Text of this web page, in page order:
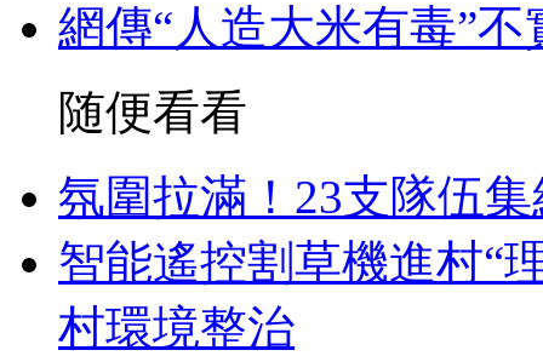
網傳“人造大米有毒”
随便看看
氛圍拉滿！23支隊伍
智能遙控割草機進村“
村環境整治